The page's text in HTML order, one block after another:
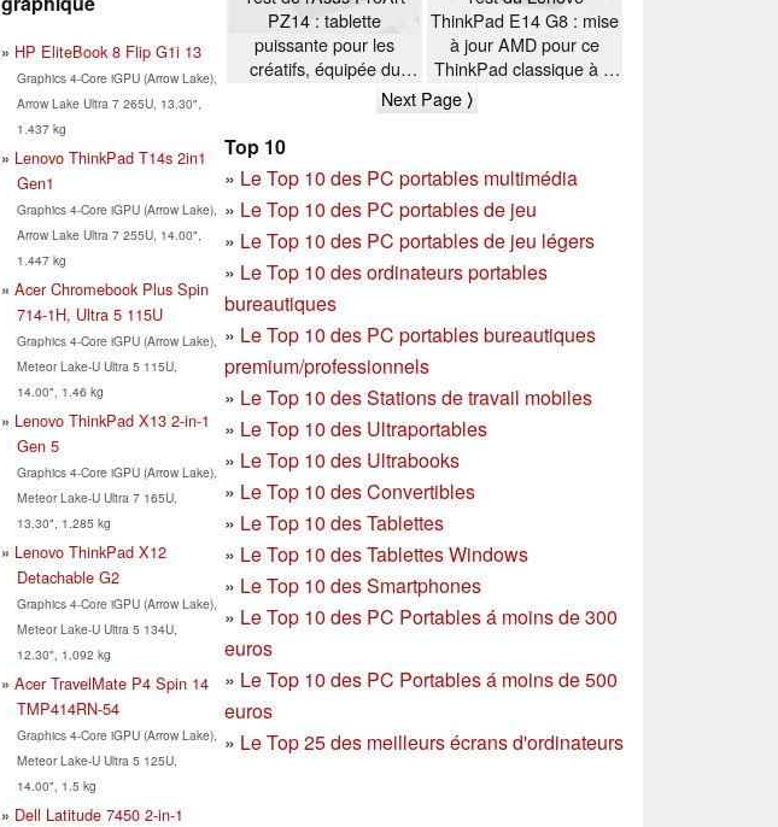
HP EliteBook 8 Flip G1i 13
Graphics 4-Core iGPU (Arrow Lake),
Arrow Lake Ultra 7 265U, 13.30",
1.437 kg
Lenovo ThinkPad T14s 2in1
Gen1
Graphics 4-Core iGPU (Arrow Lake),
Arrow Lake Ultra 7 255U, 14.00",
1.447 kg
Acer Chromebook Plus Spin
714-1H, Ultra 5 115U
Graphics 4-Core iGPU (Arrow Lake),
Meteor Lake-U Ultra 5 115U,
14.00", 1.46 kg
Lenovo ThinkPad X13 2-in-1
Gen 5
Graphics 4-Core iGPU (Arrow Lake),
Meteor Lake-U Ultra 7 165U,
13.30", 1.285 kg
Lenovo ThinkPad X12
Detachable G2
Graphics 4-Core iGPU (Arrow Lake),
Meteor Lake-U Ultra 5 134U,
12.30", 1.092 kg
Acer TravelMate P4 Spin 14
TMP414RN-54
Graphics 4-Core iGPU (Arrow Lake),
Meteor Lake-U Ultra 5 125U,
14.00", 1.5 kg
Dell Latitude 7450 2-in-1
PZ14 : tablette
puissante pour les
créatifs, équipée du
Snapdragon X2 Elite
ThinkPad E14 G8 : mise
à jour AMD pour ce
ThinkPad classique à la
grosse autonomie
Next Page ⟩
Top 10
» Le Top 10 des PC portables multimédia
» Le Top 10 des PC portables de jeu
» Le Top 10 des PC portables de jeu légers
» Le Top 10 des ordinateurs portables
bureautiques
» Le Top 10 des PC portables bureautiques
premium/professionnels
» Le Top 10 des Stations de travail mobiles
» Le Top 10 des Ultraportables
» Le Top 10 des Ultrabooks
» Le Top 10 des Convertibles
» Le Top 10 des Tablettes
» Le Top 10 des Tablettes Windows
» Le Top 10 des Smartphones
» Le Top 10 des PC Portables á moins de 300
euros
» Le Top 10 des PC Portables á moins de 500
euros
» Le Top 25 des meilleurs écrans d'ordinateurs